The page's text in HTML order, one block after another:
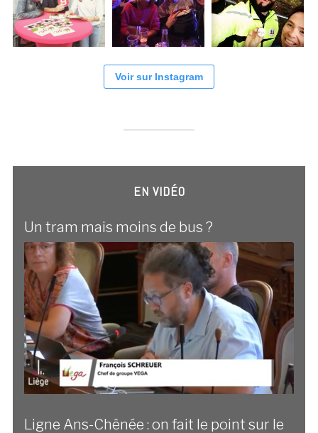
Voir sur Instagram
EN VIDÉO
Un tram mais moins de bus ?
Ligne Ans-Chênée : on fait le point sur le